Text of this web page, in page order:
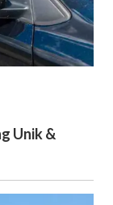
Unik &